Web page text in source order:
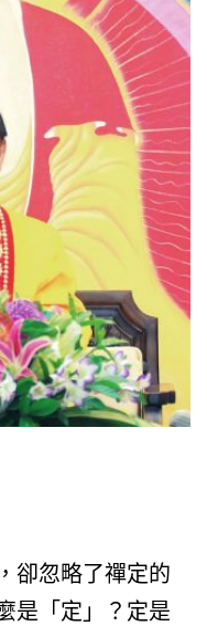
卻忽略了禪定的
是「定」？定是